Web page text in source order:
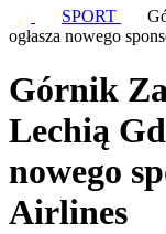
SPORT
ogłasza nowego
Górnik
Lechią
nowego
Airlines